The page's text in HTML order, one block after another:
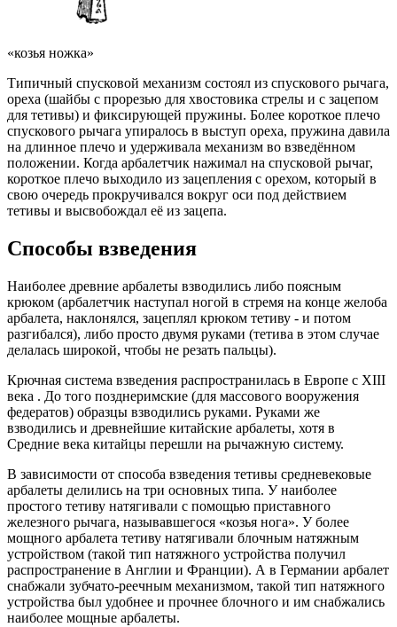
«козья ножка»
Типичный спусковой механизм состоял из спускового рычага,
ореха (шайбы с прорезью для хвостовика стрелы и с зацепом
для тетивы) и фиксирующей пружины. Более короткое плечо
спускового рычага упиралось в выступ ореха, пружина давила
на длинное плечо и удерживала механизм во взведённом
положении. Когда арбалетчик нажимал на спусковой рычаг,
короткое плечо выходило из зацепления с орехом, который в
свою очередь прокручивался вокруг оси под действием
тетивы и высвобождал её из зацепа.
Способы взведения
Наиболее древние арбалеты взводились либо поясным
крюком (арбалетчик наступал ногой в стремя на конце желоба
арбалета, наклонялся, зацеплял крюком тетиву - и потом
разгибался), либо просто двумя руками (тетива в этом случае
делалась широкой, чтобы не резать пальцы).
Крючная система взведения распространилась в Европе с XIII
века . До того позднеримские (для массового вооружения
федератов) образцы взводились руками. Руками же
взводились и древнейшие китайские арбалеты, хотя в
Средние века китайцы перешли на рычажную систему.
В зависимости от способа взведения тетивы средневековые
арбалеты делились на три основных типа. У наиболее
простого тетиву натягивали с помощью приставного
железного рычага, называвшегося «козья нога». У более
мощного арбалета тетиву натягивали блочным натяжным
устройством (такой тип натяжного устройства получил
распространение в Англии и Франции). А в Германии арбалет
снабжали зубчато-реечным механизмом, такой тип натяжного
устройства был удобнее и прочнее блочного и им снабжались
наиболее мощные арбалеты.